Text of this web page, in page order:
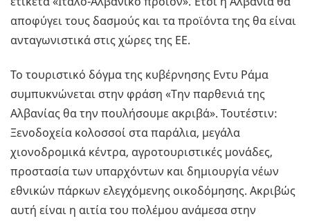
αποφύγει τους δασμούς και τα προϊόντα της θα είναι
ανταγωνιστικά στις χώρες της ΕΕ.
Το τουριστικό δόγμα της κυβέρνησης Εντυ Ράμα
συμπυκνώνεται στην φράση «Την παρθενιά της
Αλβανίας θα την πουλήσουμε ακριβά». Τουτέστιν:
Ξενοδοχεία κολοσσοί στα παράλια, μεγάλα
χιονοδρομικά κέντρα, αγροτουριστικές μονάδες,
προστασία των υπαρχόντων και δημιουργία νέων
εθνικών πάρκων ελεγχόμενης οικοδόμησης. Ακριβώς
αυτή είναι η αιτία του πολέμου ανάμεσα στην